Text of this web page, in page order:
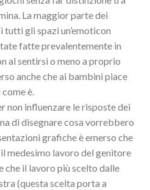
La maggior parte dei
tutti gli spazi un’emoticon
fatte prevalentemente in
al sentirsi o meno a proprio
anche che ai bambini piace
è.
non influenzare le risposte dei
di disegnare cosa vorrebbero
grafiche è emerso che
medesimo lavoro del genitore
che il lavoro più scelto dalle
(questa scelta porta a